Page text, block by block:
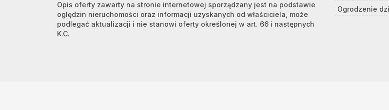
Opis oferty zawarty na stronie internetowej sporządzany jest na podstawie
oględzin nieruchomości oraz informacji uzyskanych od właściciela, może
podlegać aktualizacji i nie stanowi oferty określonej w art. 66 i następnych
K.C.
Ogrodzenie